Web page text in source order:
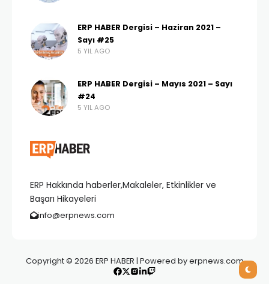
ERP Hakkında haberler,Makaleler, Etkinlikler ve
Başarı Hikayeleri
info@erpnews.com
ERP HABER Dergisi – Haziran 2021 –
Sayı #25
5 YIL AGO
ERP HABER Dergisi – Mayıs 2021 – Sayı
#24
5 YIL AGO
Copyright © 2026 ERP HABER | Powered by erpnews.com